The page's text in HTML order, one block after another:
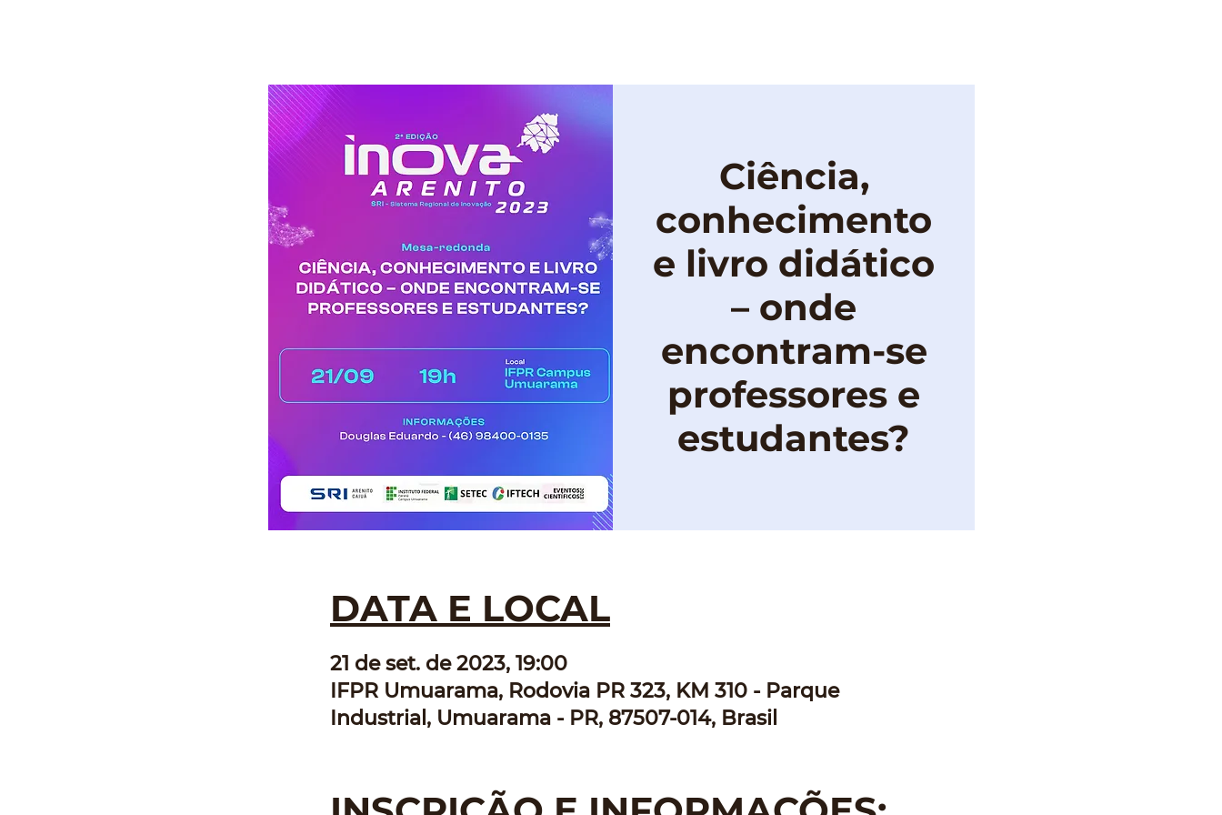
Ciência,
conhecimento
e livro didático
– onde
encontram-se
professores e
estudantes?
DATA E LOCAL
21 de set. de 2023, 19:00
IFPR Umuarama, Rodovia PR 323, KM 310 - Parque
Industrial, Umuarama - PR, 87507-014, Brasil